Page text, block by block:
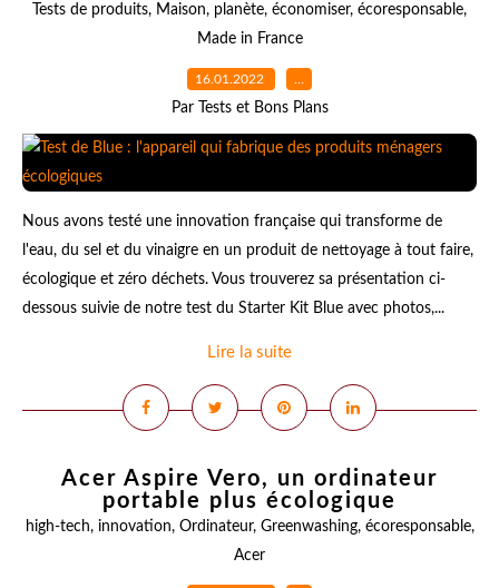
Tests de produits, Maison, planète, économiser, écoresponsable,
Made in France
16.01.2022 …
Par Tests et Bons Plans
Nous avons testé une innovation française qui transforme de
l'eau, du sel et du vinaigre en un produit de nettoyage à tout faire,
écologique et zéro déchets. Vous trouverez sa présentation ci-
dessous suivie de notre test du Starter Kit Blue avec photos,...
Lire la suite
Acer Aspire Vero, un ordinateur
portable plus écologique
high-tech, innovation, Ordinateur, Greenwashing, écoresponsable,
Acer